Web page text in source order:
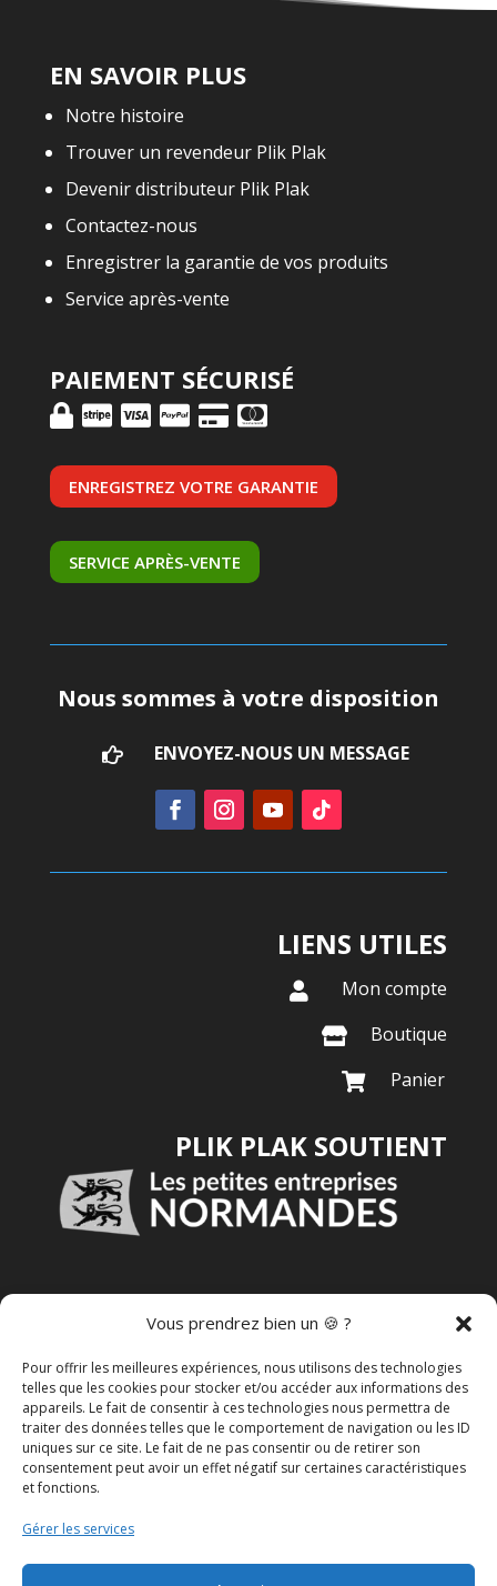
Vous prendrez bien un 🍪 ?
Pour offrir les meilleures expériences, nous utilisons des technologies
telles que les cookies pour stocker et/ou accéder aux informations des
appareils. Le fait de consentir à ces technologies nous permettra de
traiter des données telles que le comportement de navigation ou les ID
uniques sur ce site. Le fait de ne pas consentir ou de retirer son
consentement peut avoir un effet négatif sur certaines caractéristiques
et fonctions.
Gérer les services
EN SAVOIR PLUS
Notre histoire
Trouver un revendeur Plik Plak
Devenir distributeur Plik Plak
Contactez-nous
Enregistrer la garantie de vos produits
Service après-vente
PAIEMENT SÉCURISÉ
ENREGISTREZ VOTRE GARANTIE
SERVICE APRÈS-VENTE
Nous sommes à votre disposition
 ENVOYEZ-NOUS UN MESSAGE
LIENS UTILES
 Mon compte
 Boutique
 Panier
PLIK PLAK SOUTIENT
VOUS SOUHAITEZ DEVENIR
REVENDEUR
DEVENIR REVENDEUR